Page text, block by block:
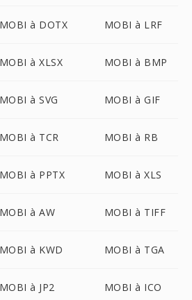
MOBI à DOTX MOBI à LRF
MOBI à XLSX MOBI à BMP
MOBI à SVG MOBI à GIF
MOBI à TCR MOBI à RB
MOBI à PPTX MOBI à XLS
MOBI à AW MOBI à TIFF
MOBI à KWD MOBI à TGA
MOBI à JP2 MOBI à ICO